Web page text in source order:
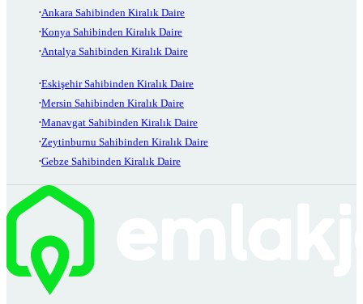
Ankara Sahibinden Kiralık Daire
Konya Sahibinden Kiralık Daire
Antalya Sahibinden Kiralık Daire
Eskişehir Sahibinden Kiralık Daire
Mersin Sahibinden Kiralık Daire
Manavgat Sahibinden Kiralık Daire
Zeytinburnu Sahibinden Kiralık Daire
Gebze Sahibinden Kiralık Daire